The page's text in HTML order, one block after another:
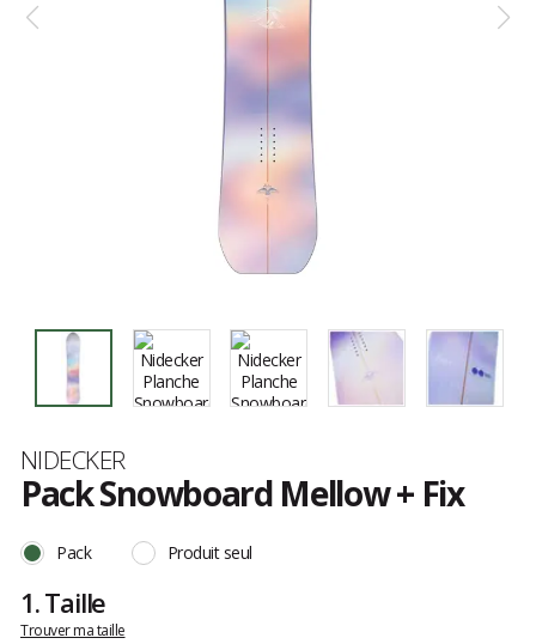
Marque
NIDECKER
Pack Snowboard Mellow + Fix
avis
clients
Pack Produit seul
1.Taille
Trouver ma taille